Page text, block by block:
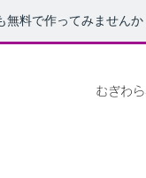
料で作ってみませんか
むぎわ